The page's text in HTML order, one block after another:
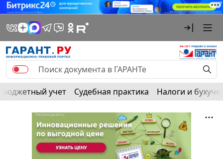
Бюджетный учет Судебная практика Налоги и